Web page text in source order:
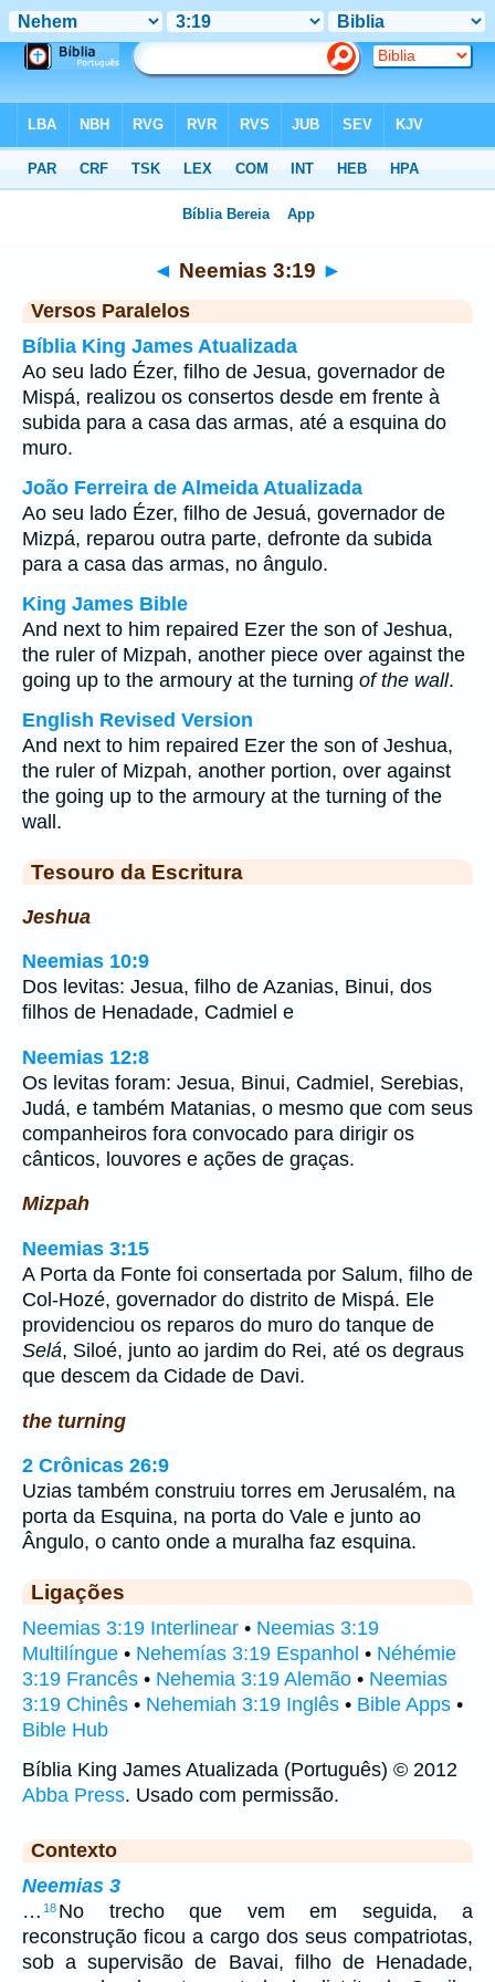
◄ Neemias 3:19 ►
Versos Paralelos
Bíblia King James Atualizada
Ao seu lado Ézer, filho de Jesua, governador de
Mispá, realizou os consertos desde em frente à
subida para a casa das armas, até a esquina do
muro.
João Ferreira de Almeida Atualizada
Ao seu lado Ézer, filho de Jesuá, governador de
Mizpá, reparou outra parte, defronte da subida
para a casa das armas, no ângulo.
King James Bible
And next to him repaired Ezer the son of Jeshua,
the ruler of Mizpah, another piece over against the
going up to the armoury at the turning of the wall.
English Revised Version
And next to him repaired Ezer the son of Jeshua,
the ruler of Mizpah, another portion, over against
the going up to the armoury at the turning of the
wall.
Tesouro da Escritura
Jeshua
Neemias 10:9
Dos levitas: Jesua, filho de Azanias, Binui, dos
filhos de Henadade, Cadmiel e
Neemias 12:8
Os levitas foram: Jesua, Binui, Cadmiel, Serebias,
Judá, e também Matanias, o mesmo que com seus
companheiros fora convocado para dirigir os
cânticos, louvores e ações de graças.
Mizpah
Neemias 3:15
A Porta da Fonte foi consertada por Salum, filho de
Col-Hozé, governador do distrito de Mispá. Ele
providenciou os reparos do muro do tanque de
Selá, Siloé, junto ao jardim do Rei, até os degraus
que descem da Cidade de Davi.
the turning
2 Crônicas 26:9
Uzias também construiu torres em Jerusalém, na
porta da Esquina, na porta do Vale e junto ao
Ângulo, o canto onde a muralha faz esquina.
Ligações
Neemias 3:19 Interlinear • Neemias 3:19
Multilíngue • Nehemías 3:19 Espanhol • Néhémie
3:19 Francês • Nehemia 3:19 Alemão • Neemias
3:19 Chinês • Nehemiah 3:19 Inglês • Bible Apps •
Bible Hub
Bíblia King James Atualizada (Português) © 2012
Abba Press. Usado com permissão.
Contexto
Neemias 3
… 18 No trecho que vem em seguida, a
reconstrução ficou a cargo dos seus compatriotas,
sob a supervisão de Bavai, filho de Henadade,